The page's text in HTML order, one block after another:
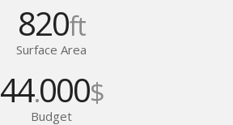
820ft
Surface Area
44.000$
Budget